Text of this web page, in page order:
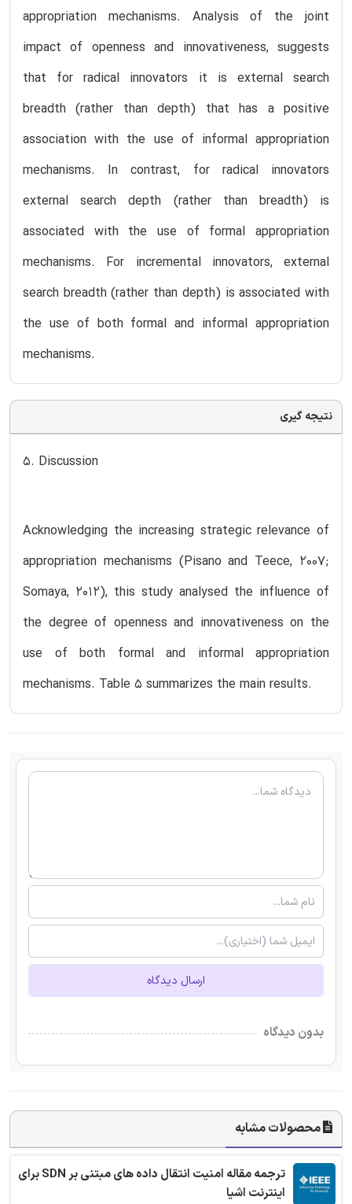
appropriation mechanisms. Analysis of the joint
impact of openness and innovativeness, suggests
that for radical innovators it is external search
breadth (rather than depth) that has a positive
association with the use of informal appropriation
mechanisms. In contrast, for radical innovators
external search depth (rather than breadth) is
associated with the use of formal appropriation
mechanisms. For incremental innovators, external
search breadth (rather than depth) is associated with
the use of both formal and informal appropriation
mechanisms.
نتیجه گیری
5. Discussion
Acknowledging the increasing strategic relevance of
appropriation mechanisms (Pisano and Teece, 2007;
Somaya, 2012), this study analysed the influence of
the degree of openness and innovativeness on the
use of both formal and informal appropriation
mechanisms. Table 5 summarizes the main results.
ارسال دیدگاه
بدون دیدگاه
محصولات مشابه
ترجمه مقاله امنیت انتقال داده های مبتنی بر SDN برای
اینترنت اشیا